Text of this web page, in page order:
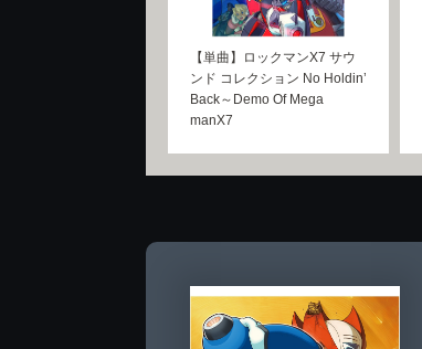
【単曲】ロックマンX7 サウ
ンド コレクション No Holdin’
Back～Demo Of Mega
manX7